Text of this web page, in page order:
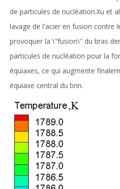
de particules de nucléation.Xu et
lavage de l'acier en fusion contre
provoquer la \"fusion\" du bras
particules de nucléation pour la
équiaxes, ce qui augmente
équiaxe central du brin.